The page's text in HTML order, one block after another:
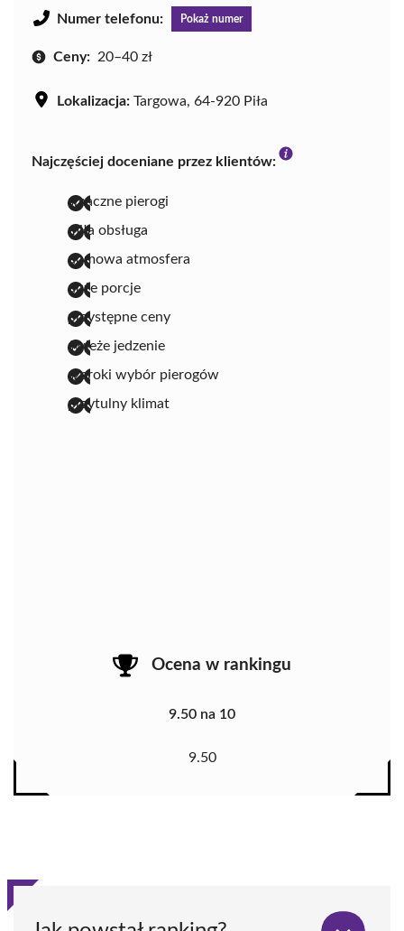
Numer telefonu: Pokaż numer
Ceny: 20–40 zł
Lokalizacja: Targowa, 64-920 Piła
Najczęściej doceniane przez klientów:
smaczne pierogi
miła obsługa
domowa atmosfera
duże porcje
przystępne ceny
świeże jedzenie
szeroki wybór pierogów
przytulny klimat
Ocena w rankingu
9.50 na 10
9.50